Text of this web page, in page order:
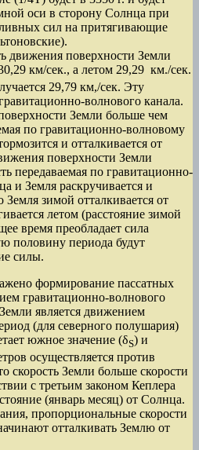
оси в сторону Солнца при
сил на притягивающие
поверхности Земли
км/сек., а летом 29,29 км./сек.
29,79 км,/сек. Эту
волнового канала.
Земли больше чем
по гравитационно-волновому
и отталкивается от
поверхности Земли
передаваемая по гравитационно-
и Земля раскручивается и
зимой отталкивается от
летом (расстояние зимой
время преобладает сила
половину периода будут
силы.
формирование пассатных
гравитационно-волнового
является движением
(для северного полушария)
южное значение (δS) и
осуществляется против
скорость Земли больше скорости
с третьим законом Кеплера
(январь месяц) от Солнца.
пропорциональные скорости
отталкивать Землю от